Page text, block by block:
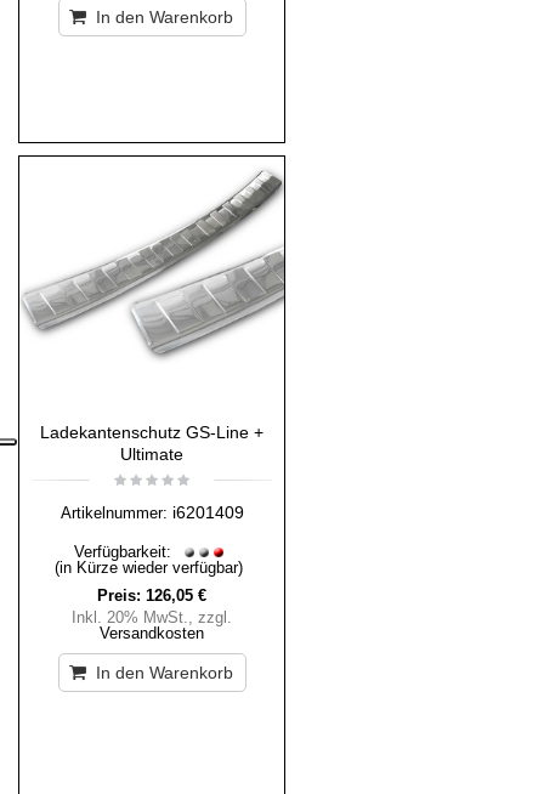
In den Warenkorb
Ladekantenschutz GS-Line +
Ultimate
Artikelnummer: i6201409
Verfügbarkeit:
(in Kürze wieder verfügbar)
Preis: 126,05 €
Inkl. 20% MwSt., zzgl.
Versandkosten
In den Warenkorb